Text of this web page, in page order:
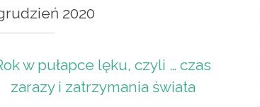
2020
w pułapce lęku, czyli … czas
zarazy i zatrzymania świata